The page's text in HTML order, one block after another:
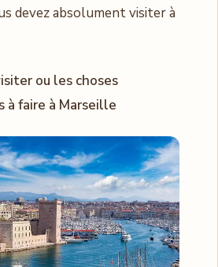
devez absolument visiter à
ou les choses
à faire à Marseille